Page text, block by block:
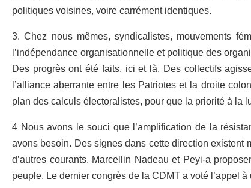
politiques voisines, voire carrément identiques.
3. Chez nous mêmes, syndicalistes, mouvements
l’indépendance organisationnelle et politique des
Des progrès ont été faits, ici et là. Des collectifs
l’alliance aberrante entre les Patriotes et la droite
plan des calculs électoralistes, pour que la priorité à la
4 Nous avons le souci que l’amplification de la
avons besoin. Des signes dans cette direction existent
d’autres courants. Marcellin Nadeau et Peyi-a
peuple. Le dernier congrès de la CDMT a voté l’appel